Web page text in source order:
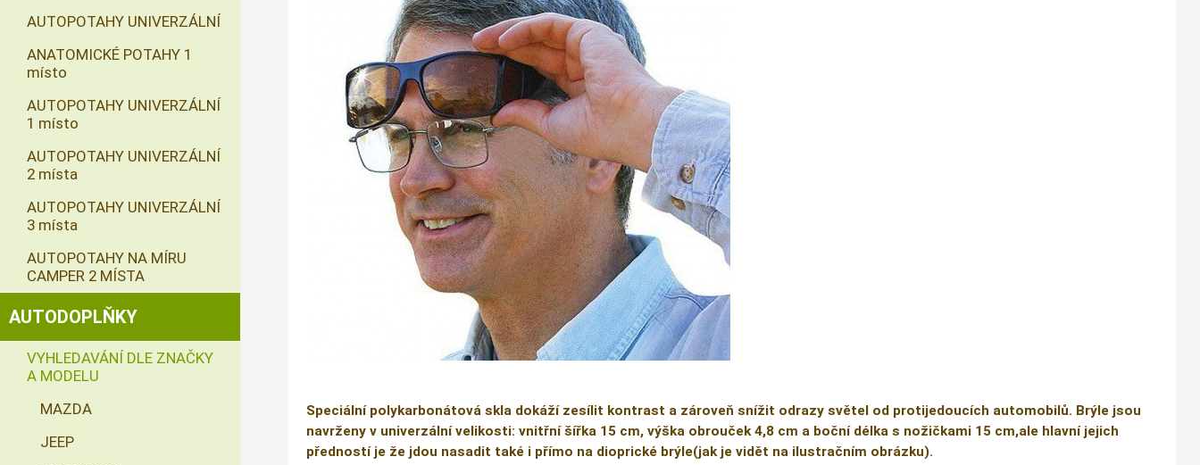
Speciální polykarbonátová skla dokáží zesílit kontrast a zároveň snížit odrazy světel od protijedoucích automobilů. Brýle jsou
navrženy v univerzální velikosti: vnitřní šířka 15 cm, výška obrouček 4,8 cm a boční délka s nožičkami 15 cm,ale hlavní jejich
předností je že jdou nasadit také i přímo na dioprické brýle(jak je vidět na ilustračním obrázku).
AUTOPOTAHY UNIVERZÁLNÍ
ANATOMICKÉ POTAHY 1
místo
AUTOPOTAHY UNIVERZÁLNÍ
1 místo
AUTOPOTAHY UNIVERZÁLNÍ
2 místa
AUTOPOTAHY UNIVERZÁLNÍ
3 místa
AUTOPOTAHY NA MÍRU
CAMPER 2 MÍSTA
AUTODOPLŇKY
VYHLEDAVÁNÍ DLE ZNAČKY
A MODELU
MAZDA
JEEP